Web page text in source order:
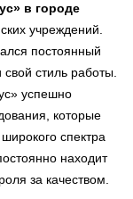
в городе
учреждений.
постоянный
стиль работы.
успешно
которые
спектра
находит
за качеством.